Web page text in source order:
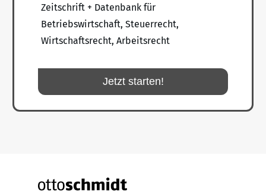
Zeitschrift + Datenbank für
Betriebswirtschaft, Steuerrecht,
Wirtschaftsrecht, Arbeitsrecht
Jetzt starten!